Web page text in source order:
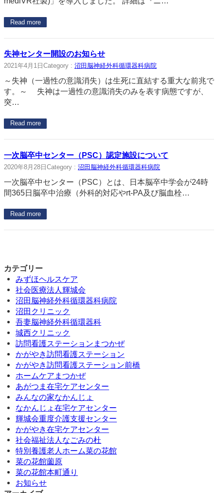
Read more
失神センター開設のお知らせ
2021年4月1日 Category : 沼田脳神経外科循環器科病院
～失神（一過性の意識消失）は生死に直結する重大な前兆で
す。～ 失神は一過性の意識消失のみを表す病態ですが、
突…
Read more
一次脳卒中センター（PSC）認定施設について
2020年8月28日 Category : 沼田脳神経外科循環器科病院
一次脳卒中センター（PSC）とは、日本脳卒中学会が24時
間365日脳卒中治療（外科的対応やrt-PA及び脳血栓…
Read more
カテゴリー
みずほヘルスケア
社会医療法人輝城会
沼田脳神経外科循環器科病院
沼田クリニック
吾妻脳神経外科循環器科
城西クリニック
訪問看護ステーションまつかぜ
かがやき訪問看護ステーション
かがやき訪問看護ステーション前橋
ホームケアまつかぜ
あがつま在宅ケアセンター
みんなの家なかんじょ
なかんじょ在宅ケアセンター
輝城会重度介護支援センター
かがやき在宅ケアセンター
社会福祉法人なごみの杜
特別養護老人ホーム菜の花館
菜の花館薗原
菜の花館本町通り
お知らせ